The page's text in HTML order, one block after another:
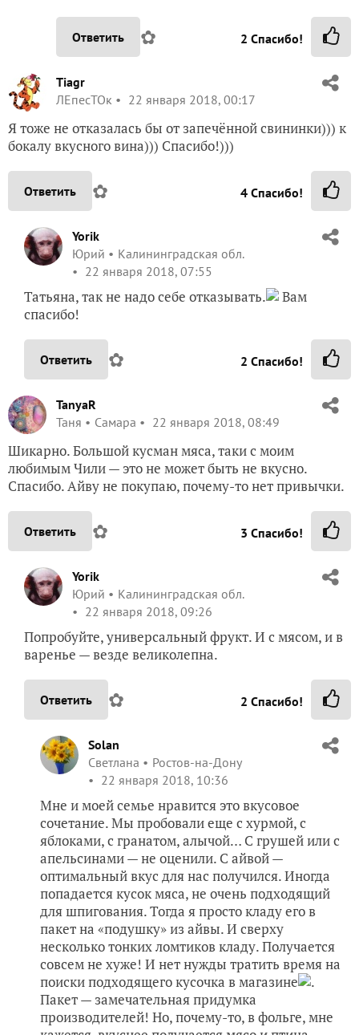
Ответить ✿ 2 Спасибо!
Tiagr
ЛЕпесТОк
22 января 2018, 00:17
Я тоже не отказалась бы от запечённой свининки))) к
бокалу вкусного вина))) Спасибо!)))
Ответить ✿ 4 Спасибо!
Yorik
Юрий
Калининградская обл.
22 января 2018, 07:55
Татьяна, так не надо себе отказывать.
Вам
спасибо!
Ответить ✿ 2 Спасибо!
TanyaR
Таня
Самара 22 января 2018, 08:49
Шикарно. Большой кусман мяса, таки с моим
любимым Чили — это не может быть не вкусно.
Спасибо. Айву не покупаю, почему-то нет привычки.
Ответить ✿ 3 Спасибо!
Yorik
Юрий
Калининградская обл.
22 января 2018, 09:26
Попробуйте, универсальный фрукт. И с мясом, и в
варенье — везде великолепна.
Ответить ✿ 2 Спасибо!
Solan
Светлана
Ростов-на-Дону
22 января 2018, 10:36
Мне и моей семье нравится это вкусовое
сочетание. Мы пробовали еще с хурмой, с
яблоками, с гранатом, алычой… С грушей или с
апельсинами — не оценили. С айвой —
оптимальный вкус для нас получился. Иногда
попадается кусок мяса, не очень подходящий
для шпигования. Тогда я просто кладу его в
пакет на «подушку» из айвы. И сверху
несколько тонких ломтиков кладу. Получается
совсем не хуже! И нет нужды тратить время на
поиски подходящего кусочка в магазине
.
Пакет — замечательная придумка
производителей! Но, почему-то, в фольге, мне